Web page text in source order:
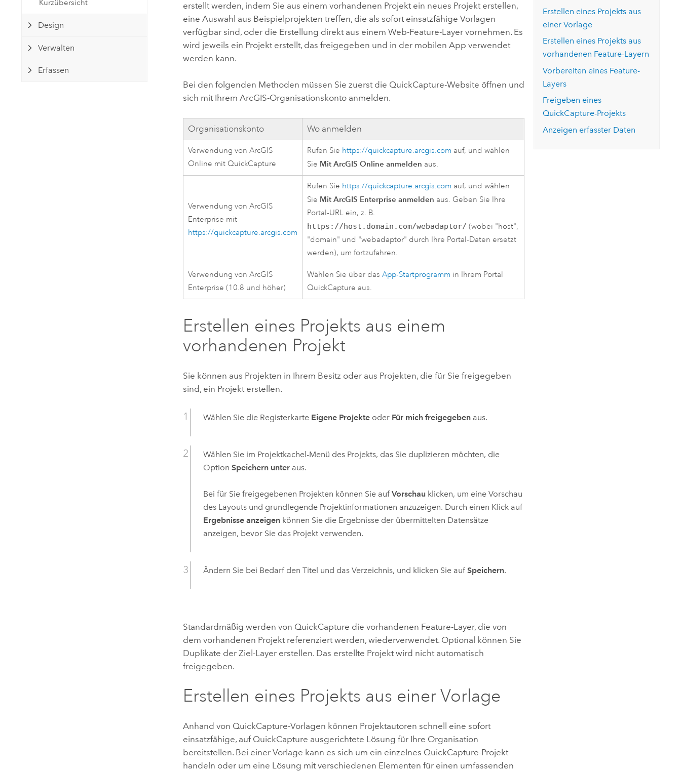
aktivieren Sie eine kostenfreie Testversion.
ArcGIS Pro erkunden
Natürliche Ressourcen
Alle Branchen
Umgebungen.
Infrastrukturmanagement erkunden
Den Kurs erkunden
Geoinformationen
Alle Storys
Die Story lesen
Kurzübersicht
Design
Verwalten
Erfassen
erstellt werden, indem Sie aus einem vorhandenen Projekt ein neues Projekt erstellen,
eine Auswahl aus Beispielprojekten treffen, die als sofort einsatzfähige Vorlagen
verfügbar sind, oder die Erstellung direkt aus einem Web-Feature-Layer vornehmen. Es
wird jeweils ein Projekt erstellt, das freigegeben und in der mobilen App verwendet
werden kann.
Bei den folgenden Methoden müssen Sie zuerst die QuickCapture-Website öffnen und
sich mit Ihrem ArcGIS-Organisationskonto anmelden.
Organisationskonto Wo anmelden
Verwendung vonArcGIS
Online mit QuickCapture
Rufen Sie https://quickcapture.arcgis.com auf, und wählen
Sie Mit ArcGIS Online anmelden aus.
Verwendung vonArcGIS
Enterprise mit
https://quickcapture.arcgis.com
Rufen Sie https://quickcapture.arcgis.com auf, und wählen
Sie Mit ArcGIS Enterprise anmelden aus. Geben Sie Ihre
Portal-URL ein, z. B.
https://host.domain.com/webadaptor/ (wobei "host",
"domain" und "webadaptor" durch Ihre Portal-Daten ersetzt
werden), um fortzufahren.
Verwendung vonArcGIS
Enterprise (10.8 und höher)
Wählen Sie über dasApp-Startprogramm in Ihrem Portal
QuickCapture aus.
Erstellen eines Projekts aus einem
vorhandenen Projekt
Sie können aus Projekten in Ihrem Besitz oder aus Projekten, die für Sie freigegeben
sind, ein Projekt erstellen.
Wählen Sie die Registerkarte Eigene Projekte oder Für mich freigegeben aus.
Wählen Sie im Projektkachel-Menü des Projekts, das Sie duplizieren möchten, die
OptionSpeichern unter aus.
Bei für Sie freigegebenen Projekten können Sie aufVorschau klicken, um eine Vorschau
des Layouts und grundlegende Projektinformationen anzuzeigen. Durch einen Klick auf
Ergebnisse anzeigen können Sie die Ergebnisse der übermittelten Datensätze
anzeigen, bevor Sie das Projekt verwenden.
Ändern Sie bei Bedarf den Titel und das Verzeichnis, und klicken Sie aufSpeichern.
Standardmäßig werden von QuickCapture die vorhandenen Feature-Layer, die von
dem vorhandenen Projekt referenziert werden, wiederverwendet. Optional können Sie
Duplikate der Ziel-Layer erstellen. Das erstellte Projekt wird nicht automatisch
freigegeben.
Erstellen eines Projekts aus einer Vorlage
Anhand von QuickCapture-Vorlagen können Projektautoren schnell eine sofort
einsatzfähige, auf QuickCapture ausgerichtete Lösung für Ihre Organisation
bereitstellen. Bei einer Vorlage kann es sich um ein einzelnes QuickCapture-Projekt
handeln oder um eine Lösung mit verschiedenen Elementen für einen umfassenden
Erstellen eines Projekts aus
einer Vorlage
Erstellen eines Projekts aus
vorhandenen Feature-Layern
Vorbereiten eines Feature-
Layers
Freigeben eines
QuickCapture-Projekts
Anzeigen erfasster Daten